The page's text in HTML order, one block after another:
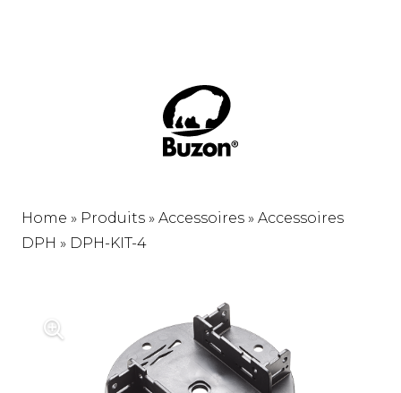
Home » Produits » Accessoires » Accessoires
DPH » DPH-KIT-4